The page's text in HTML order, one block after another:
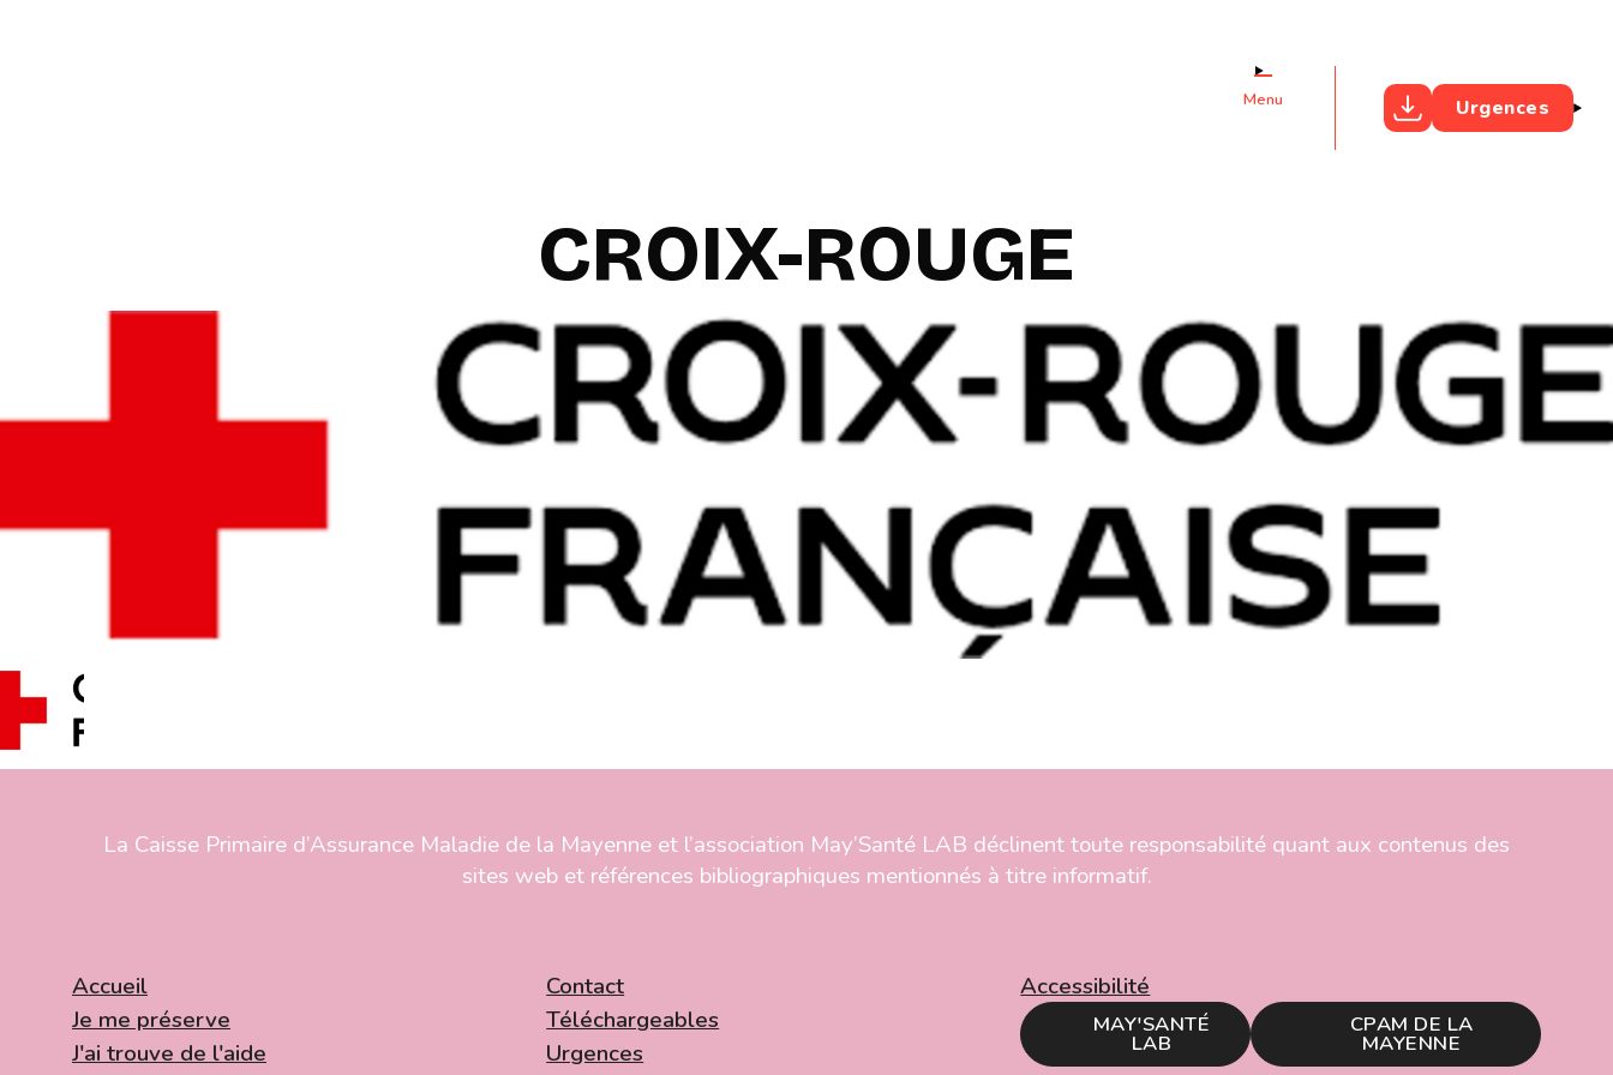
Menu Urgences
CROIX-ROUGE
La Caisse Primaire d’Assurance Maladie de la Mayenne et l’association May’Santé LAB déclinent toute responsabilité quant aux contenus des
sites web et références bibliographiques mentionnés à titre informatif.
Accueil
Je me préserve
J'ai trouve de l'aide
Contact
Téléchargeables
Urgences
Accessibilité
MAY'SANTÉ
LAB
CPAM DE LA
MAYENNE